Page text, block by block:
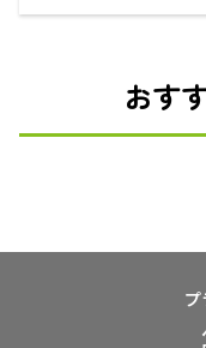
おす